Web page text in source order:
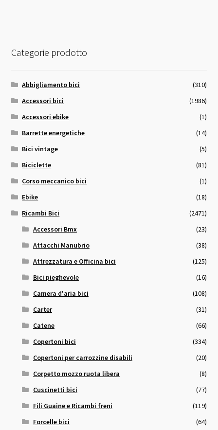
Categorie prodotto
Abbigliamento bici
(310)
Accessori bici
(1986)
Accessori ebike
(1)
Barrette energetiche
(14)
Bici vintage
(5)
Biciclette
(81)
Corso meccanico bici
(1)
Ebike
(18)
Ricambi Bici
(2471)
Accessori Bmx
(23)
Attacchi Manubrio
(38)
Attrezzatura e Officina bici
(125)
Bici pieghevole
(16)
Camera d'aria bici
(108)
Carter
(31)
Catene
(66)
Copertoni bici
(334)
Copertoni per carrozzine disabili
(20)
Corpetto mozzo ruota libera
(8)
Cuscinetti bici
(77)
Fili Guaine e Ricambi freni
(119)
Forcelle bici
(64)